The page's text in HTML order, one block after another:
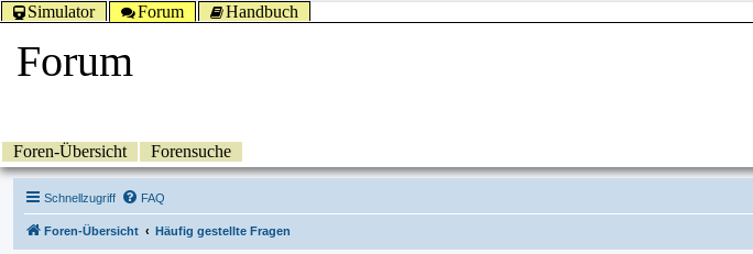
Simulator Forum Handbuch
Forum
Foren-Übersicht Forensuche
Schnellzugriff FAQ
Foren-Übersicht Häufig gestellte Fragen